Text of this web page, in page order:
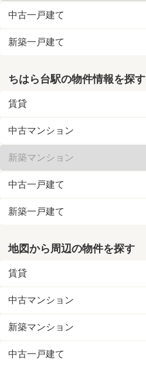
中古一戸建て
新築一戸建て
ちはら台駅の物件情報を探す
賃貸
中古マンション
新築マンション
中古一戸建て
新築一戸建て
地図から周辺の物件を探す
賃貸
中古マンション
新築マンション
中古一戸建て